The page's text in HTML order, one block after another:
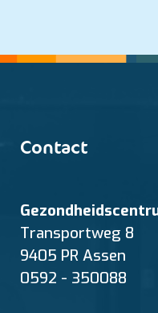
Contact
Transportweg 8
9405 PR Assen
0592 - 350088